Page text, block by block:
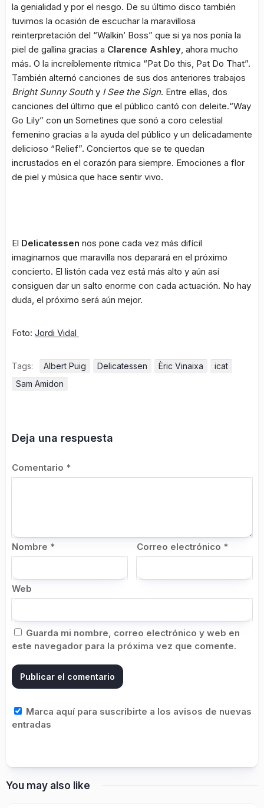
la genialidad y por el riesgo. De su último disco también
tuvimos la ocasión de escuchar la maravillosa
reinterpretación del “Walkin’ Boss” que si ya nos ponía la
piel de gallina gracias a Clarence Ashley , ahora mucho
más. O la increíblemente rítmica “Pat Do this, Pat Do That”.
También alternó canciones de sus dos anteriores trabajos
Bright Sunny Southy I See the Sign. Entre ellas, dos
canciones del último que el público cantó con deleite.“Way
Go Lily” con un Sometines que sonó a coro celestial
femenino gracias a la ayuda del público y un delicadamente
delicioso “Relief”. Conciertos que se te quedan
incrustados en el corazón para siempre. Emociones a flor
de piel y música que hace sentir vivo.
El Delicatessen nos pone cada vez más difícil
imaginarnos que maravilla nos deparará en el próximo
concierto. El listón cada vez está más alto y aún así
consiguen dar un salto enorme con cada actuación. No hay
duda, el próximo será aún mejor.
Foto: Jordi Vidal
Tags: Albert Puig Delicatessen Èric Vinaixa
icat
Sam Amidon
Deja una respuesta
Comentario *
Nombre * Correo electrónico *
Web
Guarda mi nombre, correo electrónico y web en
este navegador para la próxima vez que comente.
Marca aquí para suscribirte a los avisos de nuevas
entradas
You may also like